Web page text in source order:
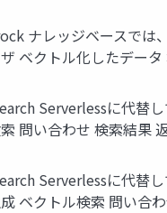
ナレッジベースでは
ベクトル化したデー
Serverlessに代替
問い合わせ 検索結果
Serverlessに代替
ベクトル検索 問い合